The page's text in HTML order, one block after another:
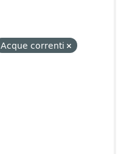
Acque correnti